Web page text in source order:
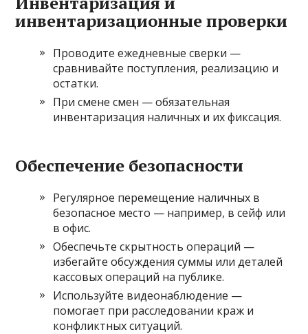
инвентаризационные проверки
Проводите ежедневные сверки —
сравнивайте поступления, реализацию и
остатки.
При смене смен — обязательная
инвентаризация наличных и их фиксация.
Обеспечение безопасности
Регулярное перемещение наличных в
безопасное место — например, в сейф или
в офис.
Обеспечьте скрытность операций —
избегайте обсуждения суммы или деталей
кассовых операций на публике.
Используйте видеонаблюдение —
помогает при расследовании краж и
конфликтных ситуаций.